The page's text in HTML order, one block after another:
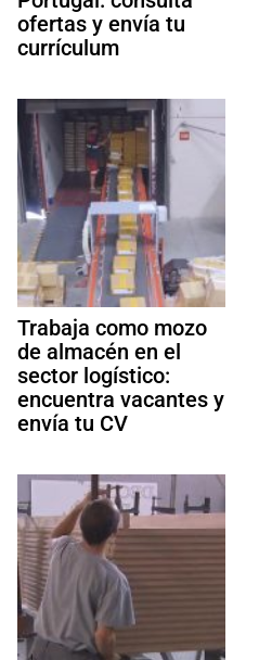
ofertas y envía tu
currículum
Trabaja como mozo
de almacén en el
sector logístico:
encuentra vacantes y
envía tu CV